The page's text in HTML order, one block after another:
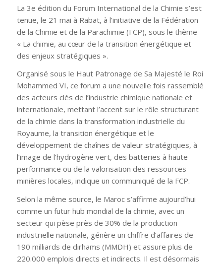
La 3e édition du Forum International de la Chimie s’est
tenue, le 21 mai à Rabat, à l’initiative de la Fédération
de la Chimie et de la Parachimie (FCP), sous le thème
« La chimie, au cœur de la transition énergétique et
des enjeux stratégiques ».
Organisé sous le Haut Patronage de Sa Majesté le Roi
Mohammed VI, ce forum a une nouvelle fois rassemblé
des acteurs clés de l’industrie chimique nationale et
internationale, mettant l’accent sur le rôle structurant
de la chimie dans la transformation industrielle du
Royaume, la transition énergétique et le
développement de chaînes de valeur stratégiques, à
l’image de l’hydrogène vert, des batteries à haute
performance ou de la valorisation des ressources
minières locales, indique un communiqué de la FCP.
Selon la même source, le Maroc s’affirme aujourd’hui
comme un futur hub mondial de la chimie, avec un
secteur qui pèse près de 30% de la production
industrielle nationale, génère un chiffre d’affaires de
190 milliards de dirhams (MMDH) et assure plus de
220.000 emplois directs et indirects. Il est désormais